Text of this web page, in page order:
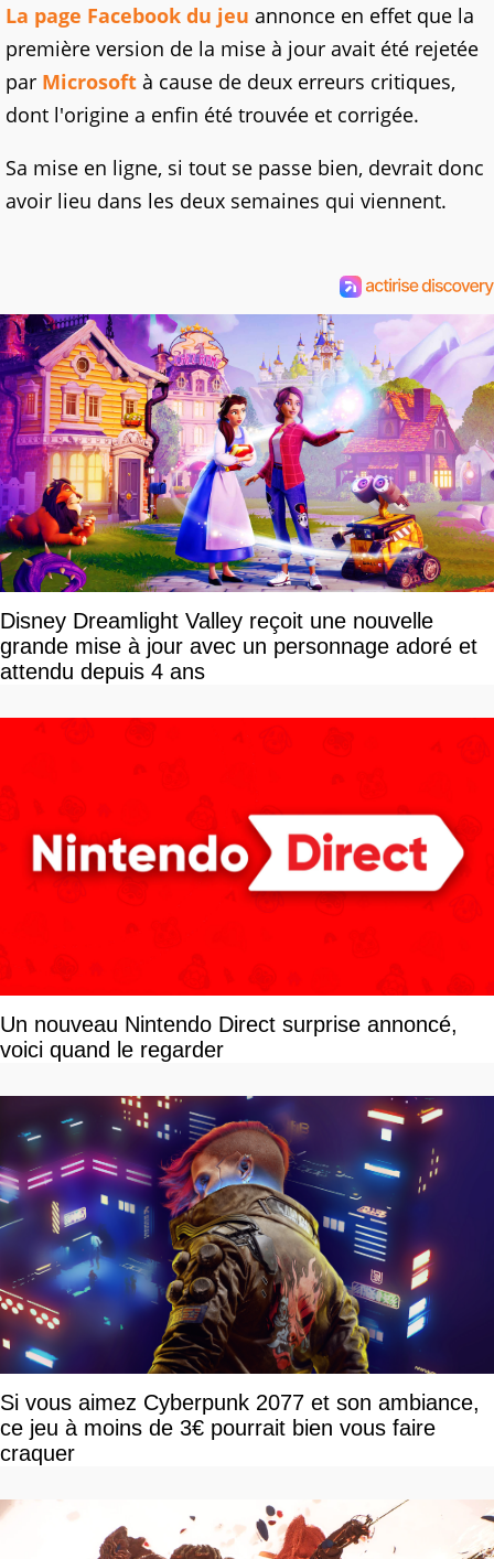
La page Facebook du jeu annonce en effet que la
première version de la mise à jour avait été rejetée
par Microsoft à cause de deux erreurs critiques,
dont l'origine a enfin été trouvée et corrigée.
Sa mise en ligne, si tout se passe bien, devrait donc
avoir lieu dans les deux semaines qui viennent.
Disney Dreamlight Valley reçoit une nouvelle
grande mise à jour avec un personnage adoré et
attendu depuis 4 ans
Un nouveau Nintendo Direct surprise annoncé,
voici quand le regarder
Si vous aimez Cyberpunk 2077 et son ambiance,
ce jeu à moins de 3€ pourrait bien vous faire
craquer